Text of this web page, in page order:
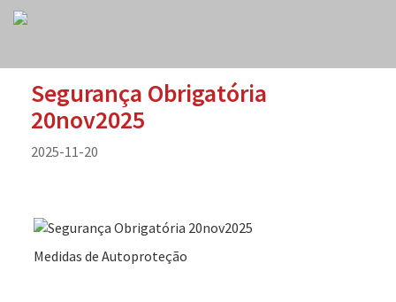
Segurança Obrigatória
20nov2025
2025-11-20
Medidas de Autoproteção